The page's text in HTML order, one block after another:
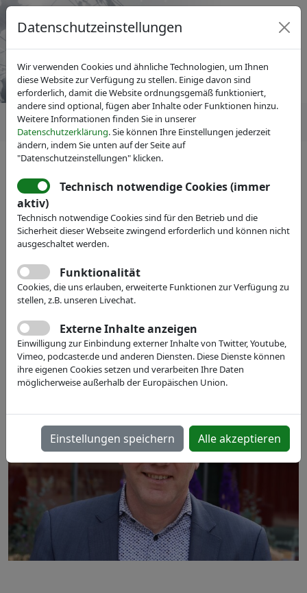
IVAM Fachverband für Mikrotechnik
Vorstand
Dr. Albert Hasper
Mitglied des Vorstands
CEO, PHIX Photonics Assembly
PHIX B.V.
LinkedIn-Profil
Datenschutzeinstellungen
Wir verwenden Cookies und ähnliche Technologien, um Ihnen
diese Website zur Verfügung zu stellen. Einige davon sind
erforderlich, damit die Website ordnungsgemäß funktioniert,
andere sind optional, fügen aber Inhalte oder Funktionen hinzu.
Weitere Informationen finden Sie in unserer
Datenschutzerklärung. Sie können Ihre Einstellungen jederzeit
ändern, indem Sie unten auf der Seite auf
"Datenschutzeinstellungen" klicken.
Technisch notwendige Cookies (immer
aktiv)
Technisch notwendige Cookies sind für den Betrieb und die
Sicherheit dieser Webseite zwingend erforderlich und können nicht
ausgeschaltet werden.
Funktionalität
Cookies, die uns erlauben, erweiterte Funktionen zur Verfügung zu
stellen, z.B. unseren Livechat.
Externe Inhalte anzeigen
Einwilligung zur Einbindung externer Inhalte von Twitter, Youtube,
Vimeo, podcaster.de und anderen Diensten. Diese Dienste können
ihre eigenen Cookies setzen und verarbeiten Ihre Daten
möglicherweise außerhalb der Europäischen Union.
Einstellungen speichern Alle akzeptieren